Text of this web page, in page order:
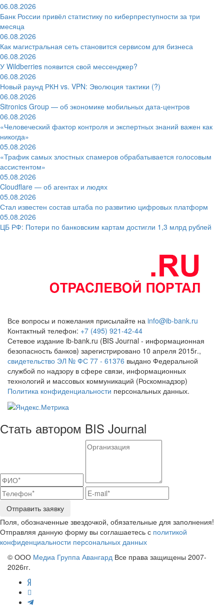
06.08.2026
Банк России привёл статистику по киберпреступности за три
месяца
06.08.2026
Как магистральная сеть становится сервисом для бизнеса
06.08.2026
У Wildberries появится свой мессенджер?
06.08.2026
Новый раунд РКН vs. VPN: Эволюция тактики (?)
06.08.2026
Sitronics Group — об экономике мобильных дата-центров
06.08.2026
«Человеческий фактор контроля и экспертных знаний важен как
никогда»
05.08.2026
«Трафик самых злостных спамеров обрабатывается голосовым
ассистентом»
05.08.2026
Cloudflare — об агентах и людях
05.08.2026
Стал известен состав штаба по развитию цифровых платформ
05.08.2026
ЦБ РФ: Потери по банковским картам достигли 1,3 млрд рублей
Все вопросы и пожелания присылайте на info@ib-bank.ru
Контактный телефон: +7 (495) 921-42-44
Сетевое издание ib-bank.ru (BIS Journal - информационная
безопасность банков) зарегистрировано 10 апреля 2015г.,
свидетельство ЭЛ № ФС 77 - 61376 выдано Федеральной
службой по надзору в сфере связи, информационных
технологий и массовых коммуникаций (Роскомнадзор)
Политика конфиденциальности персональных данных.
Стать автором BIS Journal
Отправить заявку
Поля, обозначенные звездочкой, обязательные для заполнения!
Отправляя данную форму вы соглашаетесь с политикой
конфиденциальности персональных данных
© ООО Медиа Группа Авангард Все права защищены 2007-
2026гг.